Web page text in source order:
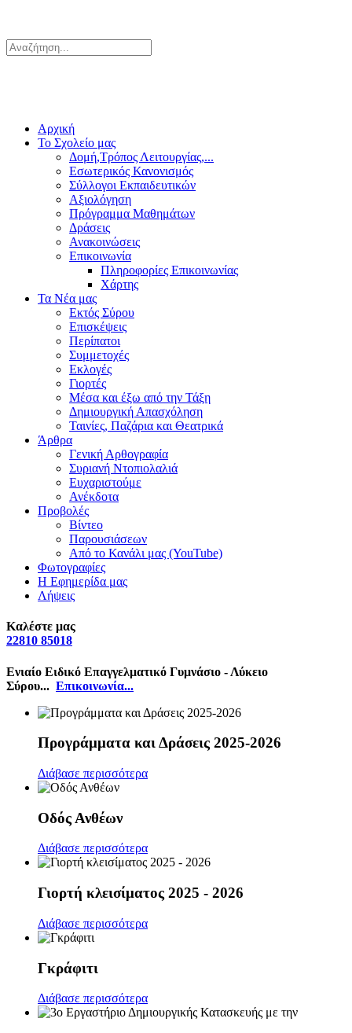
Αρχική
Το Σχολείο μας
Δομή,Τρόπος Λειτουργίας,...
Εσωτερικός Κανονισμός
Σύλλογοι Εκπαιδευτικών
Αξιολόγηση
Πρόγραμμα Μαθημάτων
Δράσεις
Ανακοινώσεις
Επικοινωνία
Πληροφορίες Επικοινωνίας
Χάρτης
Τα Νέα μας
Εκτός Σύρου
Επισκέψεις
Περίπατοι
Συμμετοχές
Εκλογές
Γιορτές
Μέσα και έξω από την Τάξη
Δημιουργική Απασχόληση
Ταινίες, Παζάρια και Θεατρικά
Άρθρα
Γενική Αρθογραφία
Συριανή Ντοπιολαλιά
Ευχαριστούμε
Ανέκδοτα
Προβολές
Βίντεο
Παρουσιάσεων
Από το Κανάλι μας (YouTube)
Φωτογραφίες
Η Εφημερίδα μας
Λήψεις
Καλέστε μας
22810 85018
Ενιαίο Ειδικό Επαγγελματικό Γυμνάσιο - Λύκειο
Σύρου... Επικοινωνία...
Προγράμματα και Δράσεις 2025-2026
Διάβασε περισσότερα
Οδός Ανθέων
Διάβασε περισσότερα
Γιορτή κλεισίματος 2025 - 2026
Διάβασε περισσότερα
Γκράφιτι
Διάβασε περισσότερα